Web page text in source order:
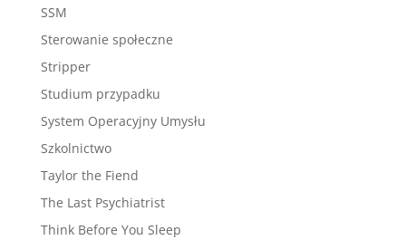
SSM
Sterowanie społeczne
Stripper
Studium przypadku
System Operacyjny Umysłu
Szkolnictwo
Taylor the Fiend
The Last Psychiatrist
Think Before You Sleep